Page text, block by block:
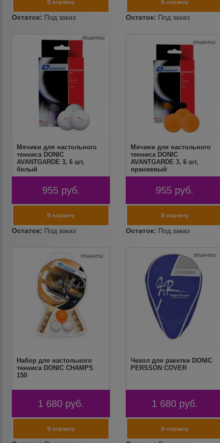
Мячики для настольного
тенниса DONIC
AVANTGARDE 3, 6 шт,
белый
955 руб.
Мячики для настольного
тенниса DONIC
AVANTGARDE 3, 6 шт,
оранжевый
955 руб.
Набор для настольного
тенниса DONIC CHAMPS
150
1 680 руб.
Чехол для ракетки DONIC
PERSSON COVER
1 680 руб.